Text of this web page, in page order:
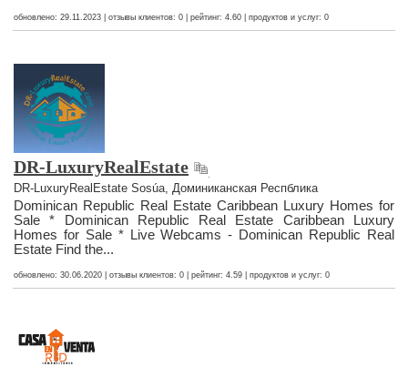
обновлено: 29.11.2023 | отзывы клиентов: 0 | рейтинг: 4.60 | продуктов и услуг: 0
DR-LuxuryRealEstate
DR-LuxuryRealEstate Sosúa, Доминиканская Респблика
Dominican Republic Real Estate Caribbean Luxury Homes for
Sale * Dominican Republic Real Estate Caribbean Luxury
Homes for Sale * Live Webcams - Dominican Republic Real
Estate Find the...
обновлено: 30.06.2020 | отзывы клиентов: 0 | рейтинг: 4.59 | продуктов и услуг: 0